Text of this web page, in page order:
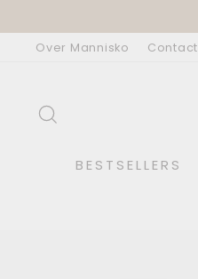
artikelOver Mannisko Contact
BESTSELLERS